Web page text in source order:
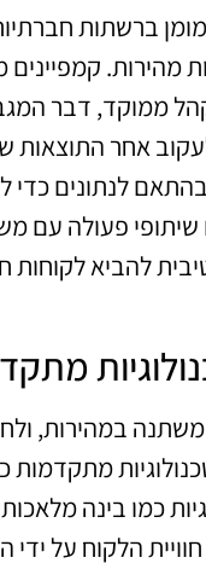
ברשתות
מהירות.
ממוקד, דבר
אחר התוצאות
לנתונים
פעולה עם
להביא לקוחות
במהירות,
מתקדמות
כמו בינה
הלקוח על